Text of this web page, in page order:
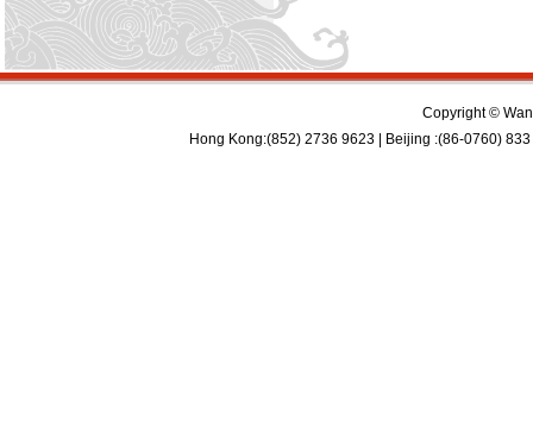
Copyright ©
Hong Kong:(852) 2736 9623 | Beijing :(86-0760)